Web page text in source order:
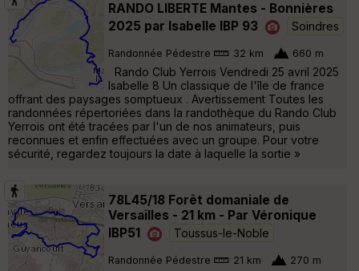
RANDO LIBERTE Mantes - Bonnières
2025 par Isabelle IBP 93
Soindres
Randonnée Pédestre 32 km 660 m
Rando Club Yerrois Vendredi 25 avril 2025
Isabelle 8 Un classique de l'île de france
offrant des paysages somptueux . Avertissement Toutes les
randonnées répertoriées dans la randothèque du Rando Club
Yerrois ont été tracées par l'un de nos animateurs, puis
reconnues et enfin effectuées avec un groupe. Pour votre
sécurité, regardez toujours la date à laquelle la sortie »
78L45/18 Forêt domaniale de
Versailles - 21 km - Par Véronique
IBP51
Toussus-le-Noble
Randonnée Pédestre 21 km 270 m